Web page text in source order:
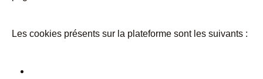
Les cookies présents sur la plateforme sont les suivants :